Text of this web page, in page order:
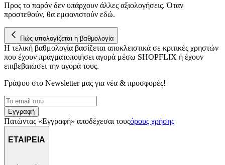
Προς το παρόν δεν υπάρχουν άλλες αξιολογήσεις. Όταν
προστεθούν, θα εμφανιστούν εδώ.
Πώς υπολογίζεται η βαθμολογία
Η τελική βαθμολογία βασίζεται αποκλειστικά σε κριτικές χρηστών
που έχουν πραγματοποιήσει αγορά μέσω SHOPFLIX ή έχουν
επιβεβαιώσει την αγορά τους.
Γράψου στο Νewsletter μας για νέα & προσφορές!
Εγγραφή
Πατώντας «Εγγραφή» αποδέχεσαι τουςόρους χρήσης
ΕΤΑΙΡΕΙΑ